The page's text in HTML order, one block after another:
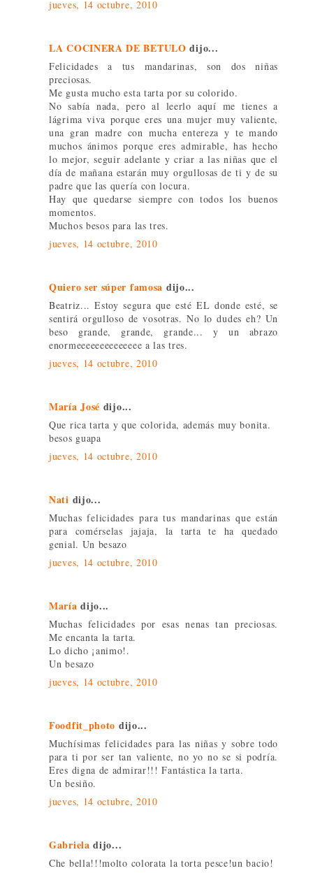
jueves, 14 octubre, 2010
LA COCINERA DE BETULO dijo...
Felicidades a tus mandarinas, son dos niñas
preciosas.
Me gusta mucho esta tarta por su colorido.
No sabía nada, pero al leerlo aquí me tienes a
lágrima viva porque eres una mujer muy valiente,
una gran madre con mucha entereza y te mando
muchos ánimos porque eres admirable, has hecho
lo mejor, seguir adelante y criar a las niñas que el
día de mañana estarán muy orgullosas de ti y de su
padre que las quería con locura.
Hay que quedarse siempre con todos los buenos
momentos.
Muchos besos para las tres.
jueves, 14 octubre, 2010
Quiero ser súper famosa dijo...
Beatriz... Estoy segura que esté EL donde esté, se
sentirá orgulloso de vosotras. No lo dudes eh? Un
beso grande, grande, grande... y un abrazo
enormeeeeeeeeeeeeee a las tres.
jueves, 14 octubre, 2010
María José dijo...
Que rica tarta y que colorida, además muy bonita.
besos guapa
jueves, 14 octubre, 2010
Nati dijo...
Muchas felicidades para tus mandarinas que están
para comérselas jajaja, la tarta te ha quedado
genial. Un besazo
jueves, 14 octubre, 2010
María dijo...
Muchas felicidades por esas nenas tan preciosas.
Me encanta la tarta.
Lo dicho ¡animo!.
Un besazo
jueves, 14 octubre, 2010
Foodfit_photo dijo...
Muchísimas felicidades para las niñas y sobre todo
para ti por ser tan valiente, no yo no se si podría.
Eres digna de admirar!!! Fantástica la tarta.
Un besiño.
jueves, 14 octubre, 2010
Gabriela dijo...
Che bella!!!molto colorata la torta pesce!un bacio!